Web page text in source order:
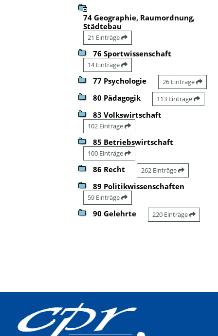
74 Geographie, Raumordnung,
Städtebau
21 Einträge
76 Sportwissenschaft
14 Einträge
77 Psychologie 26 Einträge
80 Pädagogik 113 Einträge
83 Volkswirtschaft
102 Einträge
85 Betriebswirtschaft
100 Einträge
86 Recht 262 Einträge
89 Politikwissenschaften
59 Einträge
90 Gelehrte 220 Einträge